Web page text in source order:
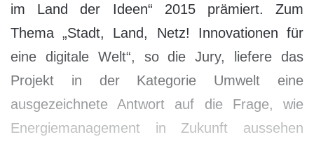
im Land der Ideen“ 2015 prämiert. Zum
Thema „Stadt, Land, Netz! Innovationen für
eine digitale Welt“, so die Jury, liefere das
Projekt in der Kategorie Umwelt eine
ausgezeichnete Antwort auf die Frage, wie
Energiemanagement in Zukunft aussehen